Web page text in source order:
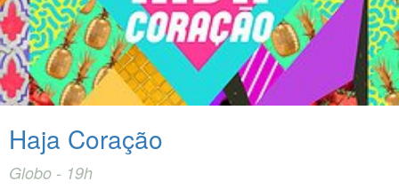
Haja Coração
Globo - 19h